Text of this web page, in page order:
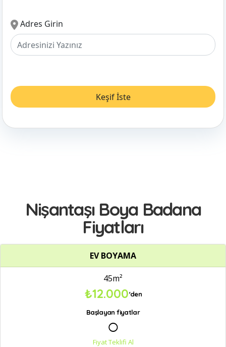
Nişantaşı Boya Badana
Fiyatları
EV BOYAMA
45m²
₺12.000'den
Başlayan fiyatlar
○
Fiyat Teklifi Al